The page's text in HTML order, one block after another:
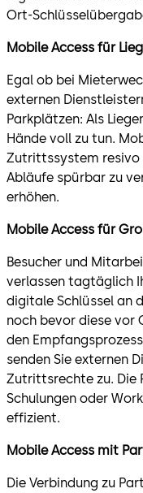
Ort-
Mobile Access für
Egal ob bei
externen
Parkplätzen: Als
Hände voll zu tun.
Zutrittssystem resivo
Abläufe spürbar zu
erhöhen.
Mobile Access für
Besucher und
verlassen tagtäglich
digitale Schlüssel an
noch bevor diese vor
den
senden Sie externen
Zutrittsrechte zu. Die
Schulungen oder
effizient.
Mobile Access mit
Die Verbindung zu